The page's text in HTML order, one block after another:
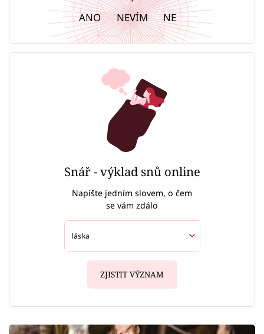
ANO NEVÍM NE
Snář - výklad snů online
Napište jedním slovem, o čem
se vám zdálo
ZJISTIT VÝZNAM